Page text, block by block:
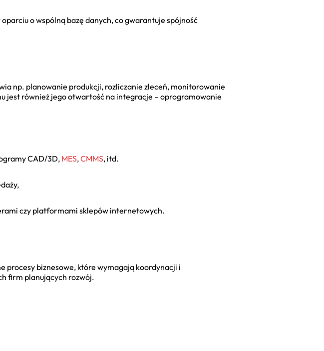
o wspólną bazę danych, co gwarantuje spójność
np. planowanie produkcji, rozliczanie zleceń, monitorowanie
jest również jego otwartość na integracje – oprogramowanie
CAD/3D, MES,CMMS, itd.
czy platformami sklepów internetowych.
procesy biznesowe, które wymagają koordynacji i
firm planujących rozwój.